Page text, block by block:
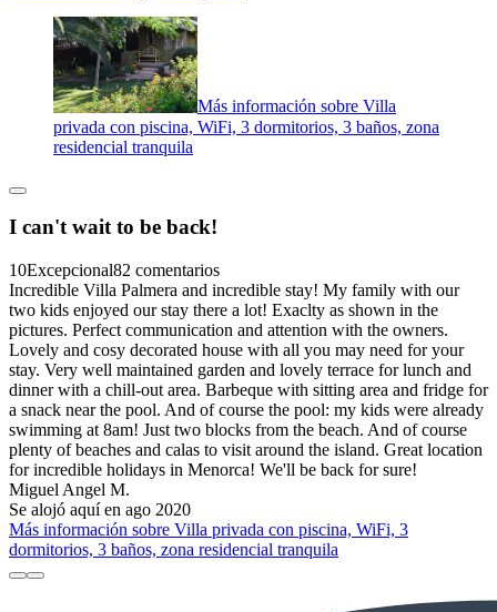
Más información sobre Villa
privada con piscina, WiFi, 3 dormitorios, 3 baños, zona
residencial tranquila
I can't wait to be back!
10Excepcional82 comentarios
Incredible Villa Palmera and incredible stay! My family with our
two kids enjoyed our stay there a lot! Exaclty as shown in the
pictures. Perfect communication and attention with the owners.
Lovely and cosy decorated house with all you may need for your
stay. Very well maintained garden and lovely terrace for lunch and
dinner with a chill-out area. Barbeque with sitting area and fridge for
a snack near the pool. And of course the pool: my kids were already
swimming at 8am! Just two blocks from the beach. And of course
plenty of beaches and calas to visit around the island. Great location
for incredible holidays in Menorca! We'll be back for sure!
Miguel Angel M.
Se alojó aquí en ago 2020
Más información sobre Villa privada con piscina, WiFi, 3
dormitorios, 3 baños, zona residencial tranquila